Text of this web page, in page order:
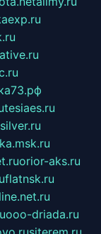
tesiaes.ru
orior-aks.ru
flatnsk.ru
ooo-driada.ru